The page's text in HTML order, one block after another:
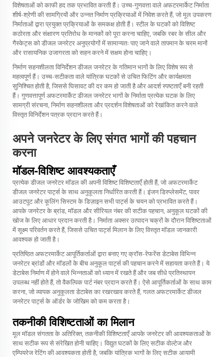
विशेषताओं को काफी हद तक प्रभावित करती हैं। उच्च-गुणवत्ता वाले अफटरमार्केट निर्माता
शीर्ष-श्रेणी की सामग्रियों और उन्नत निर्माण प्रक्रियाओं में निवेश करते हैं, जो मूल उपकरण
निर्माताओं द्वारा प्रयुक्त प्रक्रियाओं के समकक्ष होती हैं। स्टील के घटकों को विशिष्ट
कठोरता और संक्षारण प्रतिरोध के मानकों को पूरा करना चाहिए, जबकि रबर के सील और
गैस्केट्स को डीजल जनरेटर अनुप्रयोगों में सामान्यतः पाए जाने वाले तापमान के चरम मानों
और रासायनिक उजागरता को सहन करने में सक्षम होना चाहिए।
निर्माण सहनशीलता विनिर्देशन डीजल जनरेटर के गतिमान भागों के लिए विशेष रूप से
महत्वपूर्ण हैं। उच्च-सटीकता वाले यांत्रिक घटकों से उचित फिटिंग और कार्यक्षमता
सुनिश्चित होती है, जिससे घिसावट की दर कम हो जाती है और आदर्श स्पष्टताएँ बनी रहती
हैं। गुणवत्तापूर्ण अफटरमार्केट डीजल जनरेटर भागों के निर्माता प्रत्येक घटक के लिए
सामग्री संरचना, निर्माण सहनशीलता और प्रदर्शन विशेषताओं को रेखांकित करने वाले
विस्तृत विनिर्देशन पत्रक प्रदान करते हैं।
अपने जनरेटर के लिए संगत भागों की पहचान
करना
मॉडल-विशिष्ट आवश्यकताएँ
प्रत्येक डीजल जनरेटर मॉडल की अपनी विशिष्ट विशिष्टताएँ होती हैं, जो अफटरमार्केट
डीजल जनरेटर पार्ट्स के साथ अनुकूलता निर्धारित करती हैं। इंजन डिस्प्लेसमेंट, पावर
आउटपुट और कूलिंग सिस्टम के डिज़ाइन सभी पार्ट्स के चयन को प्रभावित करते हैं।
आपके जनरेटर के ब्रांड, मॉडल और सीरियल नंबर की सटीक पहचान, अनुकूल घटकों की
खोज के लिए आधार प्रदान करती है। निर्माता अक्सर उत्पादन चक्रों के दौरान विशिष्टताओं
में सूक्ष्म परिवर्तन करते हैं, जिससे उचित पार्ट्स मिलान के लिए विस्तृत मॉडल जानकारी
आवश्यक हो जाती है।
प्रतिष्ठित अफटरमार्केट आपूर्तिकर्ताओं द्वारा बनाए गए क्रॉस-रेफरेंस डेटाबेस विभिन्न
जनरेटर ब्रांडों और मॉडलों के बीच अनुकूल पार्ट्स की पहचान करने में सहायता करते हैं। ये
डेटाबेस निर्माण में होने वाले भिन्नताओं को ध्यान में रखते हैं और जब सीधे प्रतिस्थापन
उपलब्ध नहीं होते हैं, तो वैकल्पिक पार्ट नंबर प्रदान करते हैं। ऐसे आपूर्तिकर्ताओं के साथ काम
करना, जो व्यापक अनुकूलता डेटाबेस का रखरखाव करते हैं, गलत अफटरमार्केट डीजल
जनरेटर पार्ट्स के ऑर्डर के जोखिम को कम करता है।
तकनीकी विशिष्टताओं का मिलान
मूल मॉडल संगतता के अतिरिक्त, तकनीकी विशिष्टताएँ आपके जनरेटर की आवश्यकताओं के
साथ सटीक रूप से संरेखित होनी चाहिए। विद्युत घटकों के लिए सटीक वोल्टेज और
एम्पियरेज रेटिंग की आवश्यकता होती है, जबकि यांत्रिक भागों के लिए सटीक आयामी